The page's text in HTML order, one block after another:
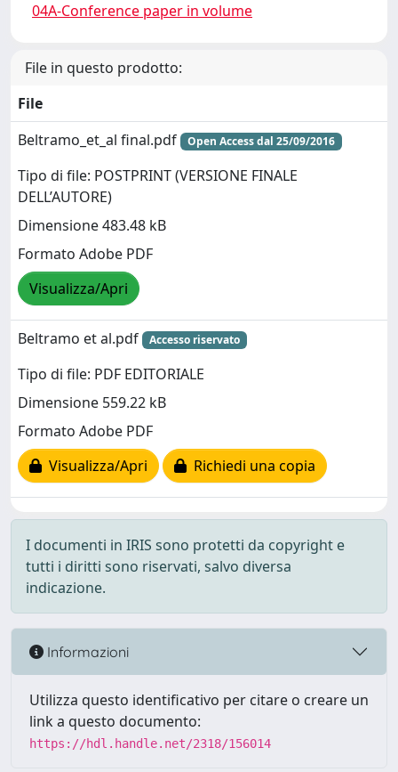
04A-Conference paper in volume
File in questo prodotto:
File
Beltramo_et_al final.pdf
Open Access dal 25/09/2016
Tipo di file: POSTPRINT (VERSIONE FINALE
DELL’AUTORE)
Dimensione 483.48 kB
Formato Adobe PDF
Visualizza/Apri
Beltramo et al.pdf Accesso riservato
Tipo di file: PDF EDITORIALE
Dimensione 559.22 kB
Formato Adobe PDF
Visualizza/Apri
Richiedi una copia
I documenti in IRIS sono protetti da copyright e
tutti i diritti sono riservati, salvo diversa
indicazione.
Informazioni
Utilizza questo identificativo per citare o creare un
link a questo documento:
https://hdl.handle.net/2318/156014